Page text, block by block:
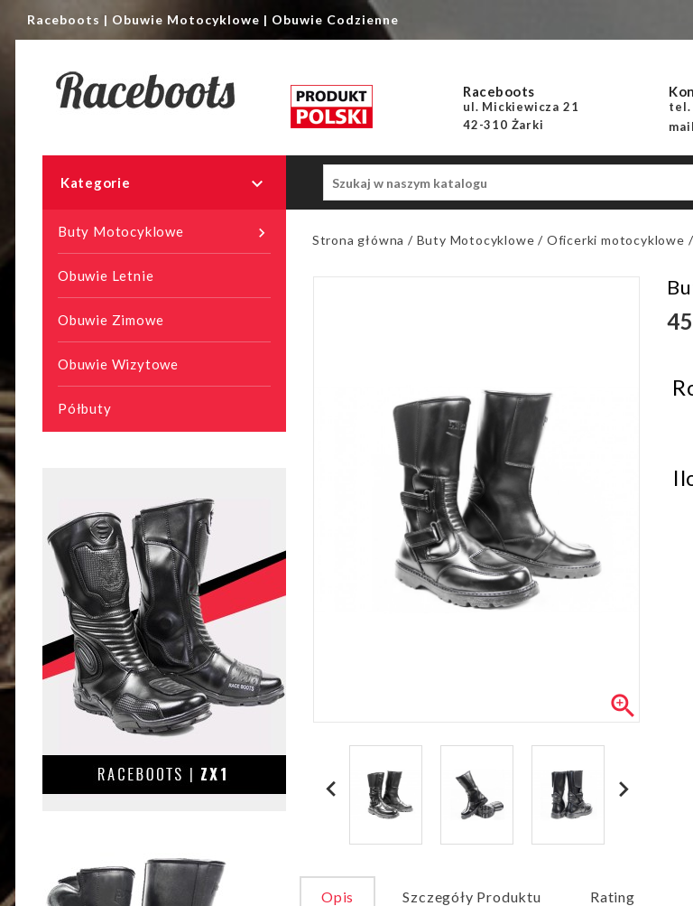
Raceboots | Obuwie Motocyklowe | Obuwie Codzienne
Raceboots
ul. Mickiewicza 21
42-310 Żarki
tel.
Kategorie 

Buty Motocyklowe
Obuwie Letnie
Obuwie Zimowe
Obuwie Wizytowe
Półbuty
Strona główna Buty Motocyklowe Oficerki motocyklowe

Opis Szczegóły Produktu Rating